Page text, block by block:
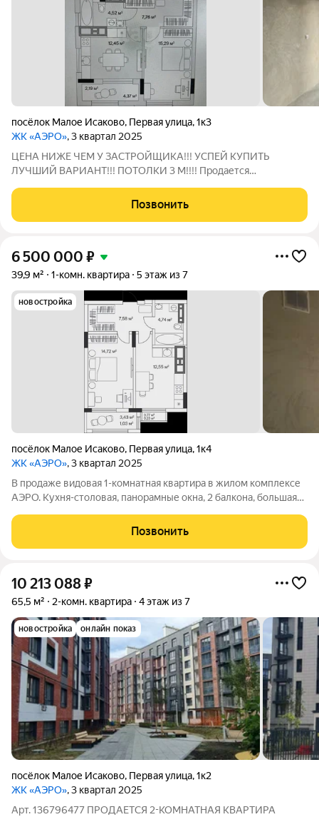
посёлок Малое Исаково, Первая улица,1к3
ЖК «АЭРО», 3 квартал 2025
ЦЕНА НИЖЕ ЧЕМ У ЗАСТРОЙЩИКА!!! УСПЕЙ КУПИТЬ
ЛУЧШИЙ ВАРИАНТ!!! ПОТОЛКИ 3 М!!!! Продается
Площадь квартиры 42 кв.м., кухня 12,45 кв.м. Квартира
расположена на шестом этаже дома терминал С. Каждый
Позвонить
6 500 000 ₽
39,9 м² 1-комн. квартира 5 этаж из 7
новостройка
посёлок Малое Исаково, Первая улица,1к4
ЖК «АЭРО», 3 квартал 2025
В продаже видовая 1-комнатная квартира в жилом комплексе
АЭРО. Кухня-столовая, панорамные окна, 2 балкона, большая
сдан, идёт активное заселение жильцов, в скором времени
начнёт работу
Позвонить
10 213 088₽
65,5 м² 2-комн. квартира 4 этаж из 7
новостройка онлайн показ
посёлок Малое Исаково, Первая улица,1к2
ЖК «АЭРО», 3 квартал 2025
Арт. 136796477 ПРОДАЕТСЯ 2-КОМНАТНАЯ КВАРТИРА